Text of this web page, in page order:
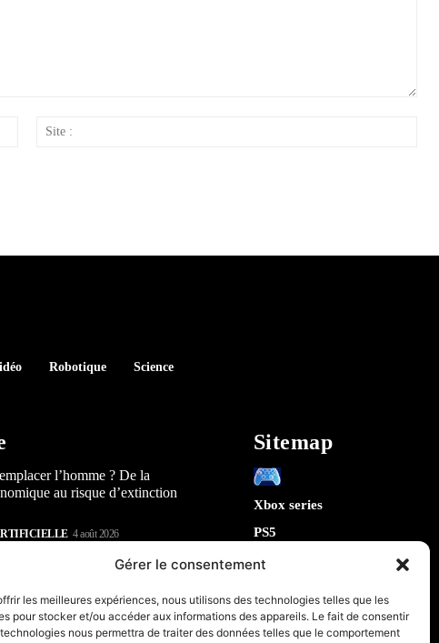
Gérer le consentement
les meilleures expériences, nous utilisons des technologies telles que les
pour stocker et/ou accéder aux informations des appareils. Le fait de consentir
nous permettra de traiter des données telles que le comportement
Email
Robotique Science
l’homme ? De la
au risque d’extinction
4 août 2026
Play : 5 révélations sur la
qui arrive en 2026
2026
la sécurité de Chrome : 5
Sitemap
Xbox series
PS5
Switch
IA
Robotique